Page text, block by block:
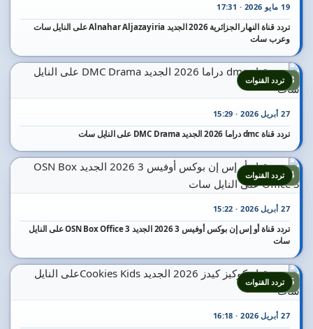
19 مايو 2026 · 17:31
تردد قناة النهار الجزائرية 2026 الجديد Alnahar Aljazayiria على النايل سات
وعرب سات
13
27 أبريل 2026 · 15:29
تردد قناة dmc دراما 2026 الجديد DMC Drama على النايل سات
تردد القنوات
14
27 أبريل 2026 · 15:22
تردد قناة أو إس إن بوكس أوفيس 3 2026 الجديد OSN Box Office 3 على النايل
سات
تردد القنوات
15
27 أبريل 2026 · 16:18
تردد القنوات